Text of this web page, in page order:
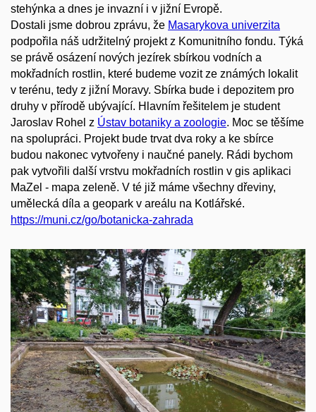
stehýnka a dnes je invazní i v jižní Evropě.
Dostali jsme dobrou zprávu, že Masarykova univerzita
podpořila náš udržitelný projekt z Komunitního fondu. Týká
se právě osázení nových jezírek sbírkou vodních a
mokřadních rostlin, které budeme vozit ze známých lokalit
v terénu, tedy z jižní Moravy. Sbírka bude i depozitem pro
druhy v přírodě ubývající. Hlavním řešitelem je student
Jaroslav Rohel z Ústav botaniky a zoologie. Moc se těšíme
na spolupráci. Projekt bude trvat dva roky a ke sbírce
budou nakonec vytvořeny i naučné panely. Rádi bychom
pak vytvořili další vrstvu mokřadních rostlin v gis aplikaci
MaZel - mapa zeleně. V té již máme všechny dřeviny,
umělecká díla a geopark v areálu na Kotlářské.
https://muni.cz/go/botanicka-zahrada